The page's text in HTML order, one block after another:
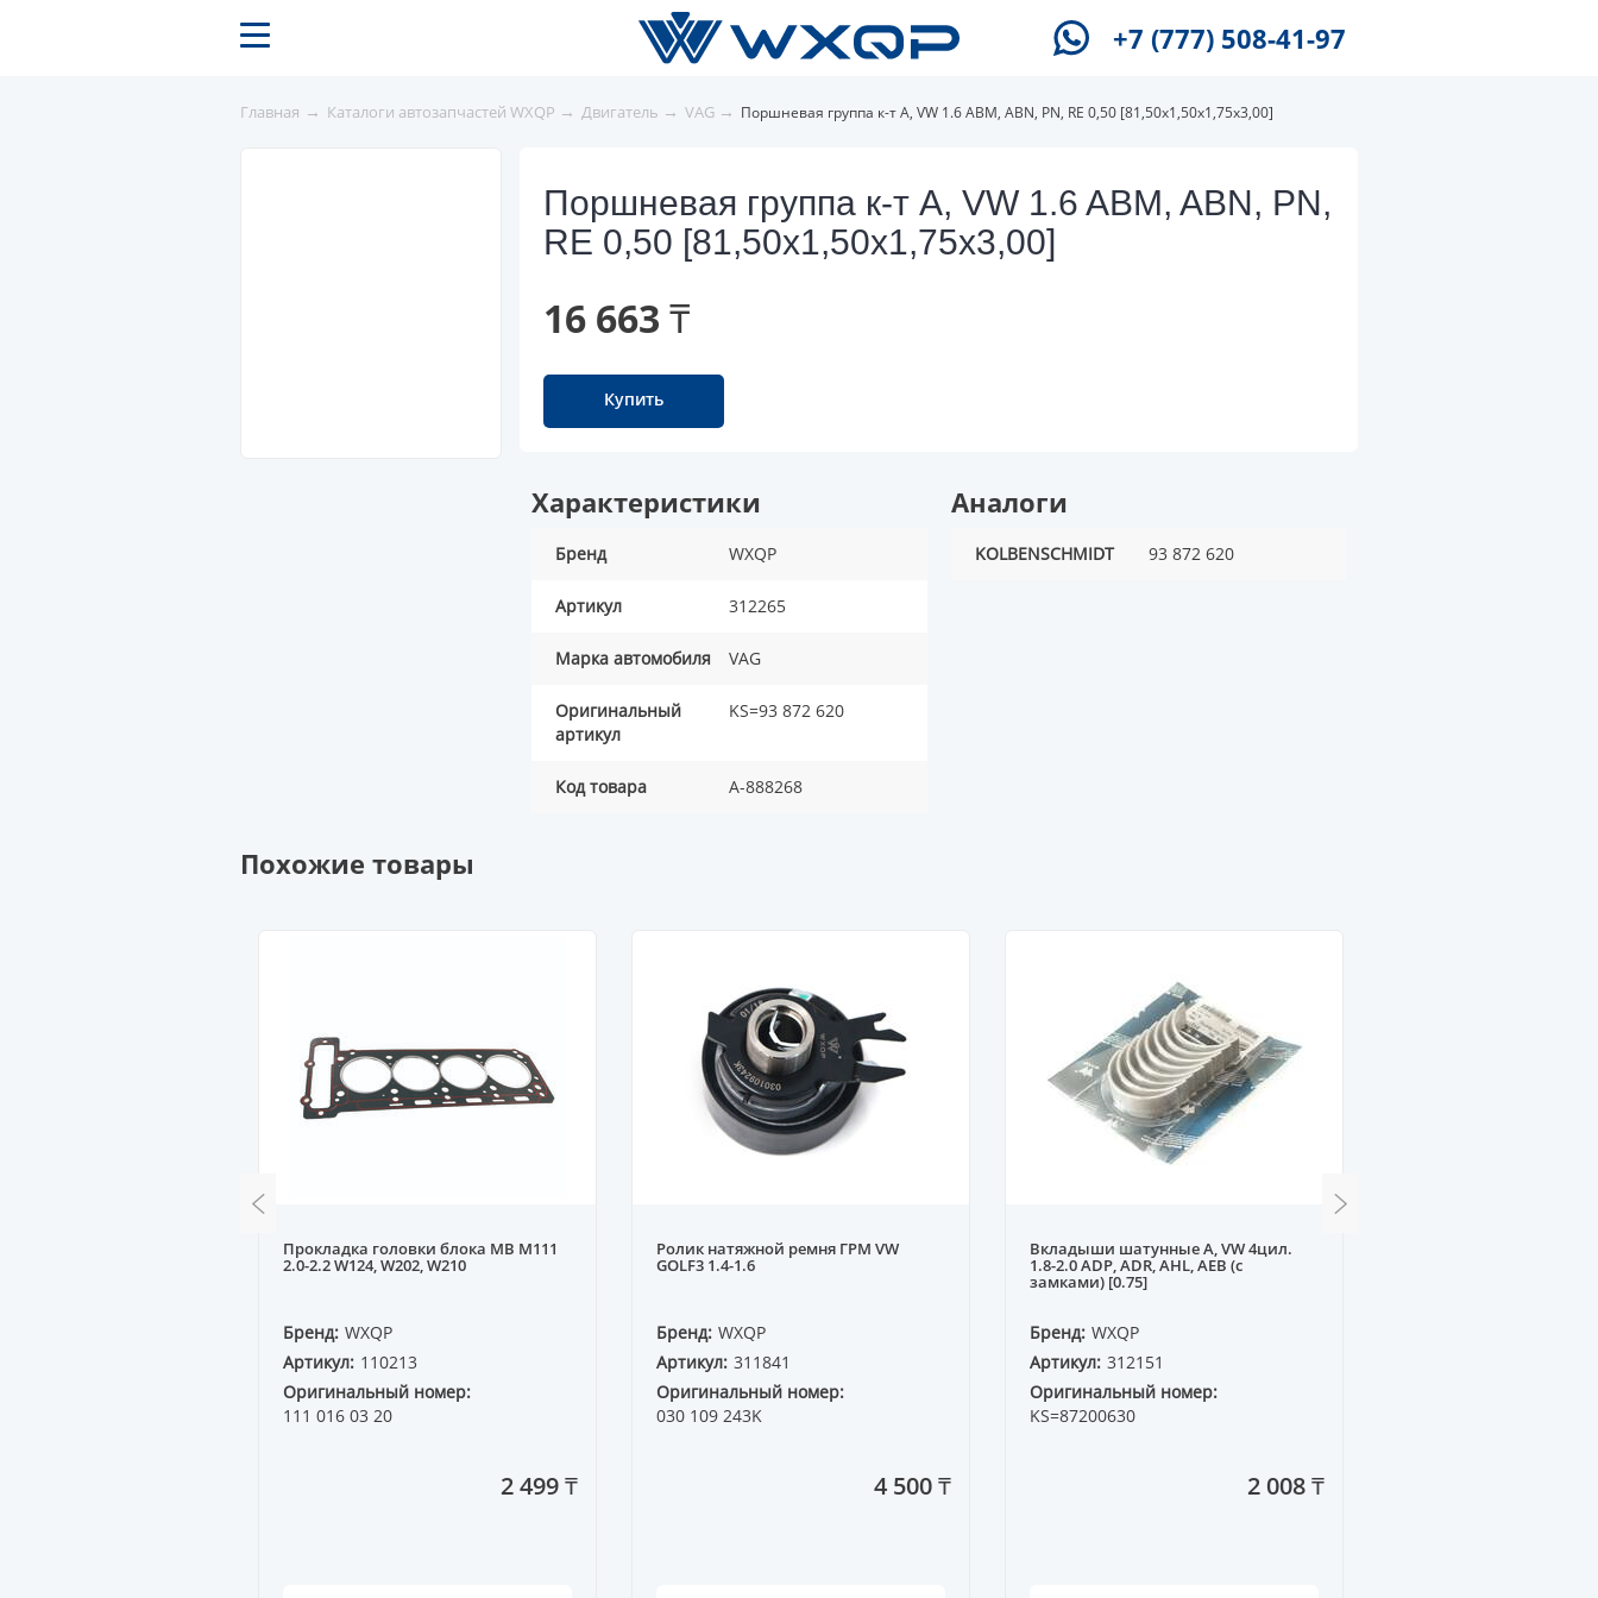
+7 (777) 508-41-97
Главная → Каталоги автозапчастей WXQP → Двигатель → VAG → Поршневая группа к-т A, VW 1.6 ABM, ABN, PN, RE 0,50 [81,50x1,50x1,75x3,00]
Поршневая группа к-т A, VW 1.6 ABM, ABN, PN,
RE 0,50 [81,50x1,50x1,75x3,00]
16 663 ₸
Купить
Характеристики
Бренд WXQP
Артикул 312265
Марка автомобиля VAG
Оригинальный
артикул
KS=93 872 620
Код товара A-888268
Аналоги
KOLBENSCHMIDT 93 872 620
Похожие товары
Прокладка головки блока MB M111
2.0-2.2 W124, W202, W210
Бренд: WXQP
Артикул: 110213
Оригинальный номер:
111 016 03 20
2 499 ₸
Ролик натяжной ремня ГРМ VW
GOLF3 1.4-1.6
Бренд: WXQP
Артикул: 311841
Оригинальный номер:
030 109 243K
4 500 ₸
Вкладыши шатунные A, VW 4цил.
1.8-2.0 ADP, ADR, AHL, AEB (с
замками) [0.75]
Бренд: WXQP
Артикул: 312151
Оригинальный номер:
KS=87200630
2 008 ₸